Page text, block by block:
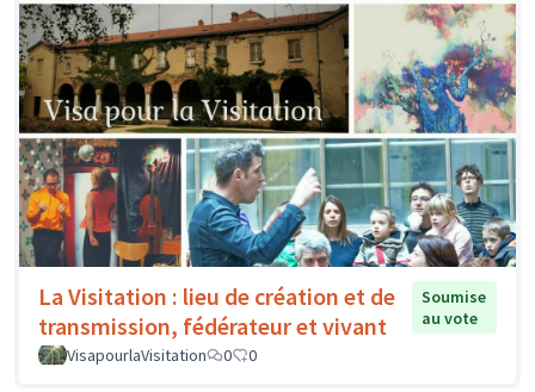
La Visitation : lieu de création et de
transmission, fédérateur et vivant
Soumise
au vote
VisapourlaVisitation
0 0